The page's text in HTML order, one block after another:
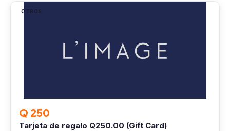
OTROS
Q 250
Tarjeta de regalo Q250.00 (Gift Card)